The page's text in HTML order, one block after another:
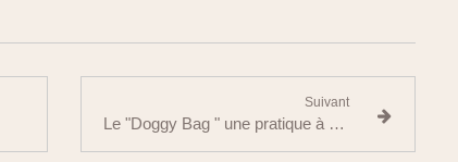
Suivant
Le "Doggy Bag " une pratique à adopter